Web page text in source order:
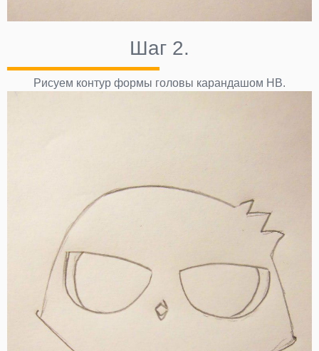
Шаг 2.
Рисуем контур формы головы карандашом НВ.